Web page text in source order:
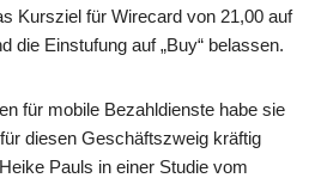
Kursziel für Wirecard von 21,00 auf
die Einstufung auf „Buy“ belassen.
für mobile Bezahldienste habe sie
diesen Geschäftszweig kräftig
Pauls in einer Studie vom